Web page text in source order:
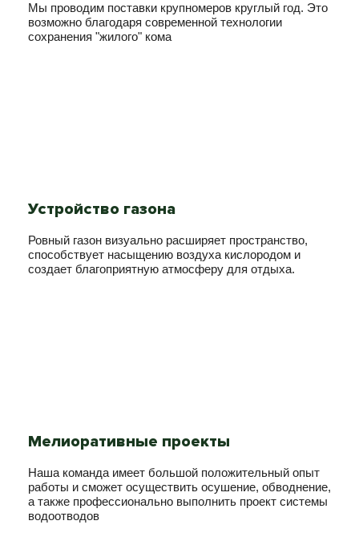
Мы проводим поставки крупномеров круглый год. Это
возможно благодаря современной технологии
сохранения "жилого" кома
Устройство газона
Ровный газон визуально расширяет пространство,
способствует насыщению воздуха кислородом и
создает благоприятную атмосферу для отдыха.
Мелиоративные проекты
Наша команда имеет большой положительный опыт
работы и сможет осуществить осушение, обводнение,
а также профессионально выполнить проект системы
водоотводов